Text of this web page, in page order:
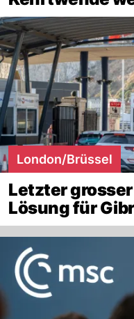
London/Brüssel
Letzter
Lösung für